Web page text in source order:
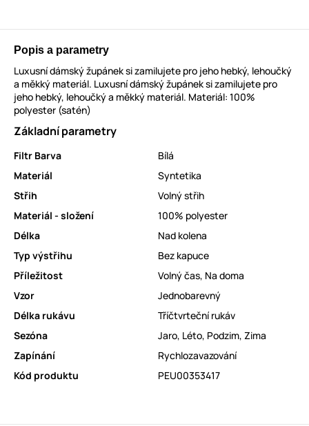
Popis a parametry
Luxusní dámský župánek si zamilujete pro jeho hebký, lehoučký
a měkký materiál. Luxusní dámský župánek si zamilujete pro
jeho hebký, lehoučký a měkký materiál. Materiál: 100%
polyester (satén)
Základní parametry
Filtr Barva
Bílá
Materiál
Syntetika
Střih
Volný střih
Materiál - složení
100% polyester
Délka
Nad kolena
Typ výstřihu
Bez kapuce
Příležitost
Volný čas, Na doma
Vzor
Jednobarevný
Délka rukávu
Tříčtvrteční rukáv
Sezóna
Jaro, Léto, Podzim, Zima
Zapínání
Rychlozavazování
Kód produktu
PEU00353417